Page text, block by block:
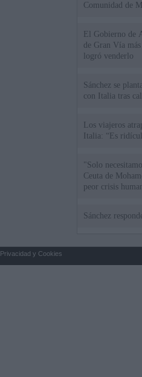
Comunidad de
El Gobierno de
de Gran Vía
logró venderlo
Sánchez se
con Italia tras
Los viajeros
Italia: “Es
"Solo
Ceuta de
peor crisis
Sánchez
Privacidad y Cookies